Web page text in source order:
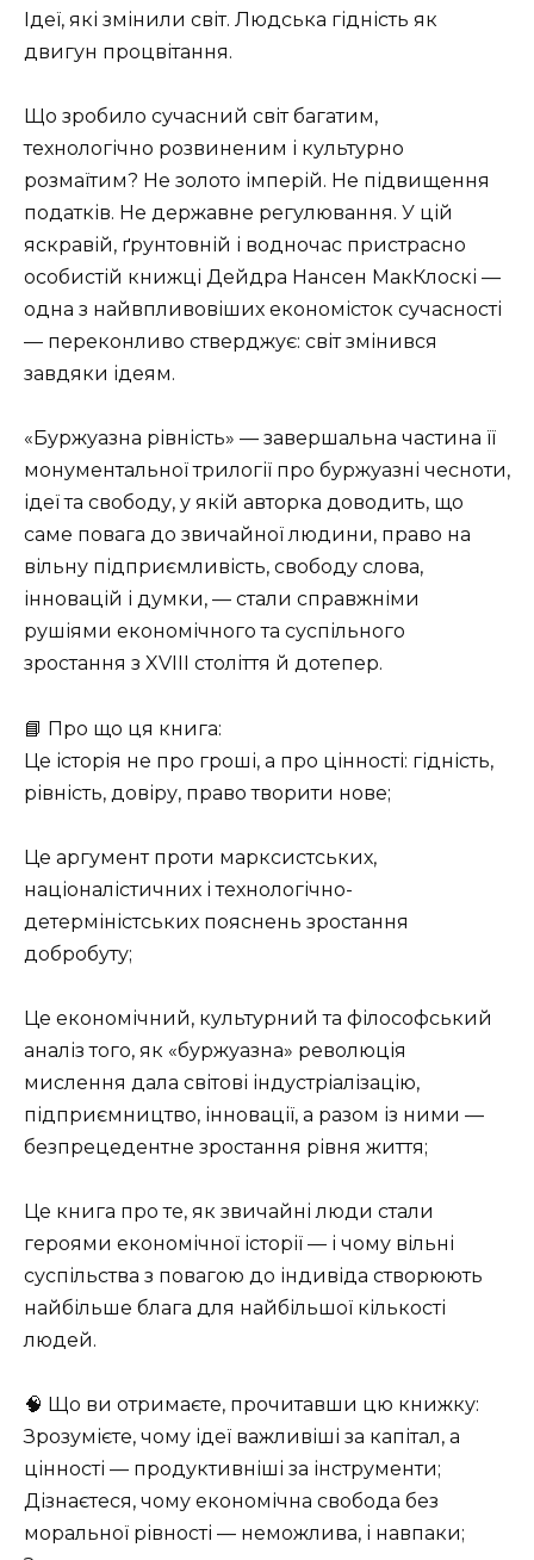
Ідеї, які змінили світ. Людська гідність як
двигун процвітання.
Що зробило сучасний світ багатим,
технологічно розвиненим і культурно
розмаїтим? Не золото імперій. Не підвищення
податків. Не державне регулювання. У цій
яскравій, ґрунтовній і водночас пристрасно
особистій книжці Дейдра Нансен МакКлоскі —
одна з найвпливовіших економісток сучасності
— переконливо стверджує: світ змінився
завдяки ідеям.
«Буржуазна рівність» — завершальна частина її
монументальної трилогії про буржуазні чесноти,
ідеї та свободу, у якій авторка доводить, що
саме повага до звичайної людини, право на
вільну підприємливість, свободу слова,
інновацій і думки, — стали справжніми
рушіями економічного та суспільного
зростання з XVIII століття й дотепер.
📘 Про що ця книга:
Це історія не про гроші, а про цінності: гідність,
рівність, довіру, право творити нове;
Це аргумент проти марксистських,
націоналістичних і технологічно-
детерміністських пояснень зростання
добробуту;
Це економічний, культурний та філософський
аналіз того, як «буржуазна» революція
мислення дала світові індустріалізацію,
підприємництво, інновації, а разом із ними —
безпрецедентне зростання рівня життя;
Це книга про те, як звичайні люди стали
героями економічної історії — і чому вільні
суспільства з повагою до індивіда створюють
найбільше блага для найбільшої кількості
людей.
🧠 Що ви отримаєте, прочитавши цю книжку:
Зрозумієте, чому ідеї важливіші за капітал, а
цінності — продуктивніші за інструменти;
Дізнаєтеся, чому економічна свобода без
моральної рівності — неможлива, і навпаки;